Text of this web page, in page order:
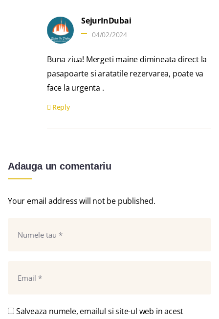
SejurInDubai
04/02/2024
Buna ziua! Mergeti maine dimineata direct la
pasapoarte si aratatile rezervarea, poate va
face la urgenta .
Reply
Adauga un comentariu
Your email address will not be published.
Salveaza numele, emailul si site-ul web in acest